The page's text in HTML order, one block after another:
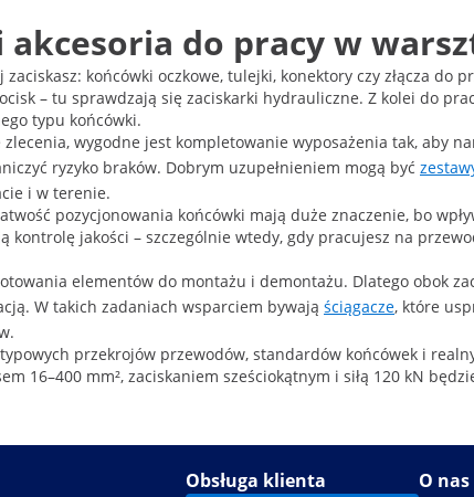
akcesoria do pracy w
końcówki oczkowe, tulejki, konektory czy złącza do
– tu sprawdzają się zaciskarki hydrauliczne. Z kolei do
typu końcówki.
wygodne jest kompletowanie wyposażenia tak, aby
ryzyko braków. Dobrym uzupełnieniem mogą być
i w terenie.
pozycjonowania końcówki mają duże znaczenie, bo
kontrolę jakości – szczególnie wtedy, gdy pracujesz na
elementów do montażu i demontażu. Dlatego obok
W takich zadaniach wsparciem bywają ściągacze, które
przekrojów przewodów, standardów końcówek i
16–400 mm², zaciskaniem sześciokątnym i siłą 120 kN
Obsługa klienta
O nas